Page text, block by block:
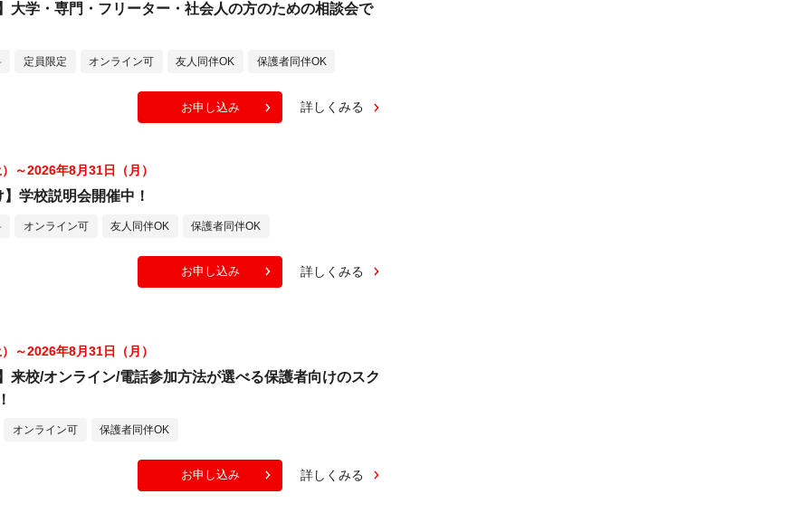
大学・専門・フリーター・社会人の方のための相談会で
定員限定 オンライン可 友人同伴OK 保護者同伴OK
お申し込み 詳しくみる
～2026年8月31日（月）
学校説明会開催中！
オンライン可 友人同伴OK 保護者同伴OK
お申し込み 詳しくみる
～2026年8月31日（月）
来校/オンライン/電話参加方法が選べる保護者向けのスク
オンライン可 保護者同伴OK
お申し込み 詳しくみる